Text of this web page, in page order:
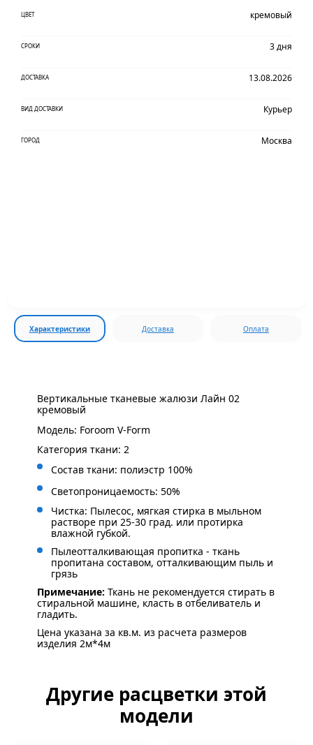
ЦВЕТ кремовый
СРОКИ 3 дня
ДОСТАВКА 13.08.2026
ВИД ДОСТАВКИ Курьер
ГОРОД Москва
Характеристики Доставка Оплата
Вертикальные тканевые жалюзи Лайн 02
кремовый
Модель: Foroom V-Form
Категория ткани: 2
Состав ткани: полиэстр 100%
Светопроницаемость: 50%
Чистка: Пылесос, мягкая стирка в мыльном
растворе при 25-30 град. или протирка
влажной губкой.
Пылеотталкивающая пропитка - ткань
пропитана составом, отталкивающим пыль и
грязь
Примечание: Ткань не рекомендуется стирать в
стиральной машине, класть в отбеливатель и
гладить.
Цена указана за кв.м. из расчета размеров
изделия 2м*4м
Другие расцветки этой
модели